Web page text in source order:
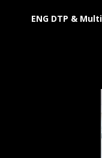
ENG DTP &